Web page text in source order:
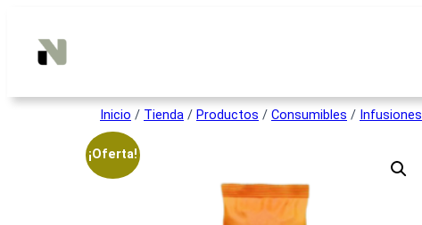
Inicio / Tienda / Productos / Consumibles / Infusiones
¡Oferta!